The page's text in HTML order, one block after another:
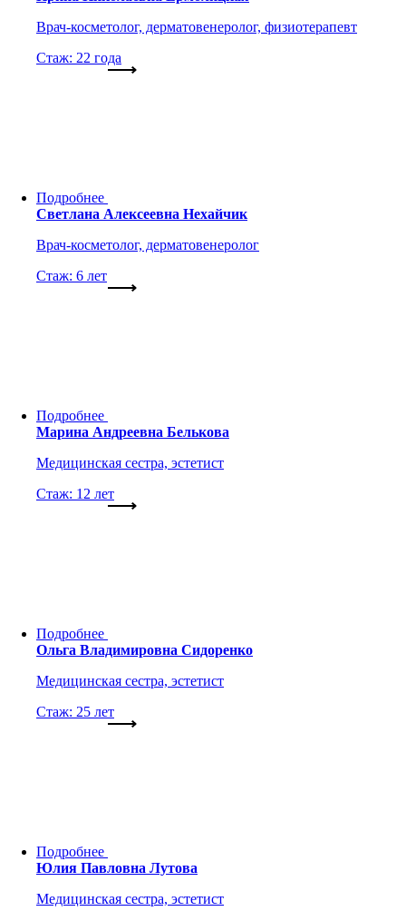
Врач-косметолог, дерматовенеролог, физиотерапевт
Стаж: 22 года
Подробнее
Светлана Алексеевна Нехайчик
Врач-косметолог, дерматовенеролог
Стаж: 6 лет
Подробнее
Марина Андреевна Белькова
Медицинская сестра, эстетист
Стаж: 12 лет
Подробнее
Ольга Владимировна Сидоренко
Медицинская сестра, эстетист
Стаж: 25 лет
Подробнее
Юлия Павловна Лутова
Медицинская сестра, эстетист